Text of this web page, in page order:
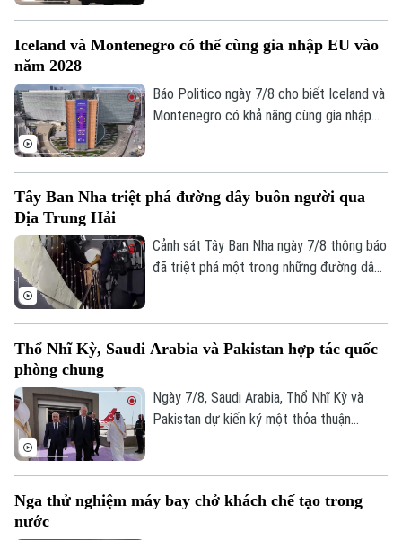
Chuyên mục
Thời sự
Hà Nội
Chính trị
Xã hội
Công nghệ
Hà Nội
Nhịp sống Hà Nội
Người Hà Nội
Khoảnh khắc Hà Nội
Ẩm thực
Thế giới
Tin tức
Quân sự
Hồ sơ
Người Việt 4 phương
Kinh tế
Tin tức
Cafe sáng
Tài chính Ngân hàng
Nhà đất
Tin tức
Đầu tư
Căn hộ
Đất đai
Tàu và Xe
Ô tô
Tàu
Tin tức
Văn hóa
bạo lực của các băng nhóm tội phạm ảnh
sang Mỹ.
Iceland và Montenegro có thể cùng gia nhập EU vào
năm 2028
Báo Politico ngày 7/8 cho biết Iceland và
Montenegro có khả năng cùng gia nhập
nối lại đàm phán gia nhập EU vào cuối
Tây Ban Nha triệt phá đường dây buôn người qua
Địa Trung Hải
Cảnh sát Tây Ban Nha ngày 7/8 thông báo
đã triệt phá một trong những đường dây
Thổ Nhĩ Kỳ, Saudi Arabia và Pakistan hợp tác quốc
phòng chung
Ngày 7/8, Saudi Arabia, Thổ Nhĩ Kỳ và
Pakistan dự kiến ký một thỏa thuận
Nga thử nghiệm máy bay chở khách chế tạo trong
nước